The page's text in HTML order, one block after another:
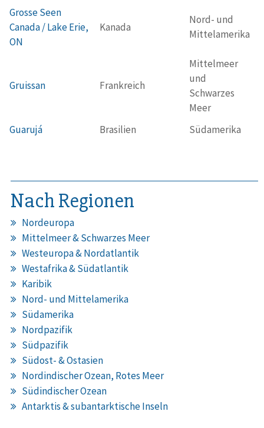
Grosse Seen
Canada / Lake Erie,
ON
Kanada
Nord- und
Mittelamerika
Gruissan Frankreich
Mittelmeer
und
Schwarzes
Meer
Guarujá
Brasilien Südamerika
Nach Regionen
Nordeuropa
Mittelmeer & Schwarzes Meer
Westeuropa & Nordatlantik
Westafrika & Südatlantik
Karibik
Nord- und Mittelamerika
Südamerika
Nordpazifik
Südpazifik
Südost- & Ostasien
Nordindischer Ozean, Rotes Meer
Südindischer Ozean
Antarktis & subantarktische Inseln